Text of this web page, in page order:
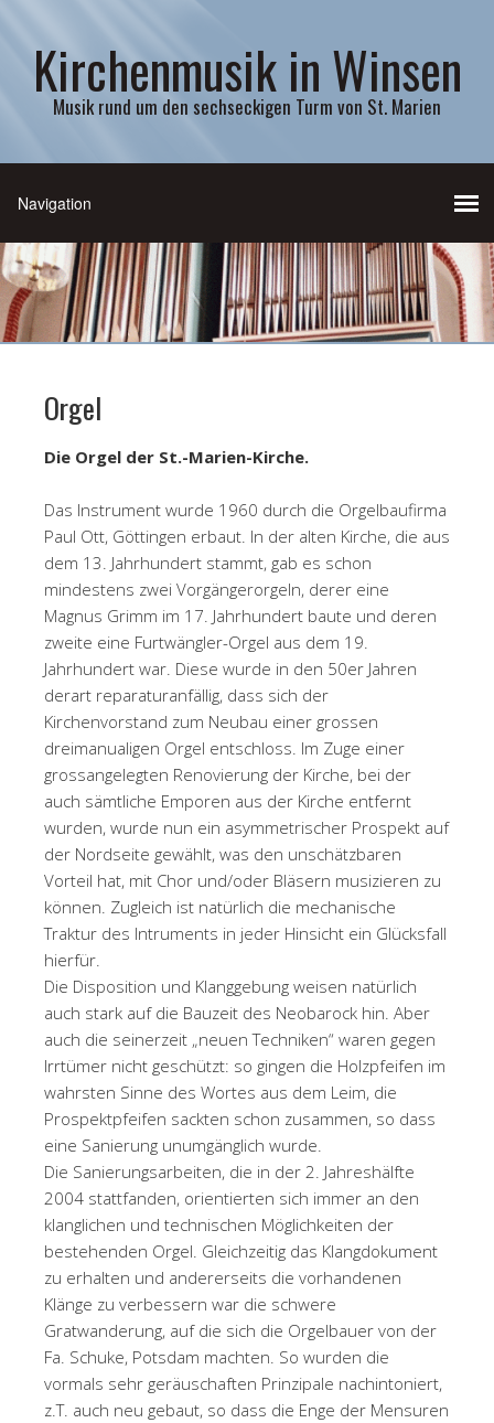
Kirchenmusik in Winsen
Musik rund um den sechseckigen Turm von St. Marien
Orgel
Die Orgel der St.-Marien-Kirche.
Das Instrument wurde 1960 durch die Orgelbaufirma
Paul Ott, Göttingen erbaut. In der alten Kirche, die aus
dem 13. Jahrhundert stammt, gab es schon
mindestens zwei Vorgängerorgeln, derer eine
Magnus Grimm im 17. Jahrhundert baute und deren
zweite eine Furtwängler-Orgel aus dem 19.
Jahrhundert war. Diese wurde in den 50er Jahren
derart reparaturanfällig, dass sich der
Kirchenvorstand zum Neubau einer grossen
dreimanualigen Orgel entschloss. Im Zuge einer
grossangelegten Renovierung der Kirche, bei der
auch sämtliche Emporen aus der Kirche entfernt
wurden, wurde nun ein asymmetrischer Prospekt auf
der Nordseite gewählt, was den unschätzbaren
Vorteil hat, mit Chor und/oder Bläsern musizieren zu
können. Zugleich ist natürlich die mechanische
Traktur des Intruments in jeder Hinsicht ein Glücksfall
hierfür.
Die Disposition und Klanggebung weisen natürlich
auch stark auf die Bauzeit des Neobarock hin. Aber
auch die seinerzeit „neuen Techniken“ waren gegen
Irrtümer nicht geschützt: so gingen die Holzpfeifen im
wahrsten Sinne des Wortes aus dem Leim, die
Prospektpfeifen sackten schon zusammen, so dass
eine Sanierung unumgänglich wurde.
Die Sanierungsarbeiten, die in der 2. Jahreshälfte
2004 stattfanden, orientierten sich immer an den
klanglichen und technischen Möglichkeiten der
bestehenden Orgel. Gleichzeitig das Klangdokument
zu erhalten und andererseits die vorhandenen
Klänge zu verbessern war die schwere
Gratwanderung, auf die sich die Orgelbauer von der
Fa. Schuke, Potsdam machten. So wurden die
vormals sehr geräuschaften Prinzipale nachintoniert,
z.T. auch neu gebaut, so dass die Enge der Mensuren